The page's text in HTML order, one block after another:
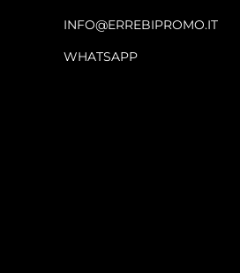
INFO@ERREBIPROMO.IT
WHATSAPP